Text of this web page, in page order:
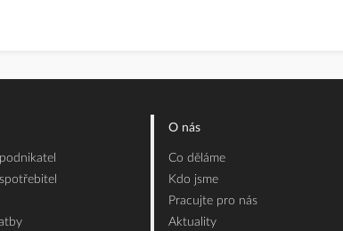
O nás
Co děláme
Kdo jsme
Pracujte pro nás
Aktuality